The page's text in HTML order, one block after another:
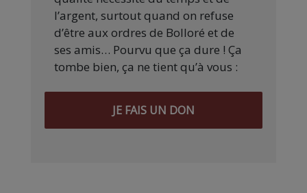
l’argent, surtout quand on refuse
d’être aux ordres de Bolloré et de
ses amis… Pourvu que ça dure ! Ça
tombe bien, ça ne tient qu’à vous :
JE FAIS UN DON